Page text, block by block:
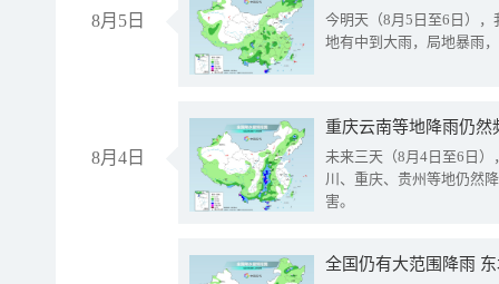
8月5日
今明天（8月5日至6日）
地有中到大雨，局地暴雨
8月4日
重庆云南等地降雨仍然
未来三天（8月4日至6日
川、重庆、贵州等地仍然
害。
全国仍有大范围降雨